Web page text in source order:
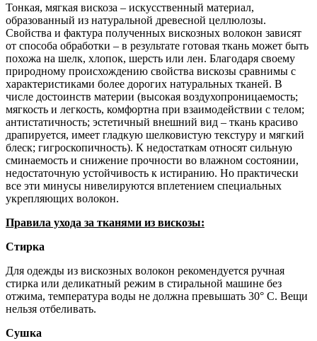
Тонкая, мягкая вискоза – искусственный материал,
образованный из натуральной древесной целлюлозы.
Свойства и фактура полученных вискозных волокон зависят
от способа обработки – в результате готовая ткань может быть
похожа на шелк, хлопок, шерсть или лен. Благодаря своему
природному происхождению свойства вискозы сравнимы с
характеристиками более дорогих натуральных тканей. В
числе достоинств материи (высокая воздухопроницаемость;
мягкость и легкость, комфортна при взаимодействии с телом;
антистатичность; эстетичный внешний вид – ткань красиво
драпируется, имеет гладкую шелковистую текстуру и мягкий
блеск; гигроскопичность). К недостаткам относят сильную
сминаемость и снижение прочности во влажном состоянии,
недостаточную устойчивость к истиранию. Но практически
все эти минусы нивелируются вплетением специальных
укрепляющих волокон.
Правила ухода за тканями из вискозы:
Стирка
Для одежды из вискозных волокон рекомендуется ручная
стирка или деликатный режим в стиральной машине без
отжима, температура воды не должна превышать 30° С. Вещи
нельзя отбеливать.
Сушка